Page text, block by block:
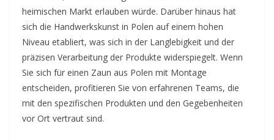
heimischen Markt erlauben würde. Darüber hinaus hat
sich die Handwerkskunst in Polen auf einem hohen
Niveau etabliert, was sich in der Langlebigkeit und der
präzisen Verarbeitung der Produkte widerspiegelt. Wenn
Sie sich für einen Zaun aus Polen mit Montage
entscheiden, profitieren Sie von erfahrenen Teams, die
mit den spezifischen Produkten und den Gegebenheiten
vor Ort vertraut sind.